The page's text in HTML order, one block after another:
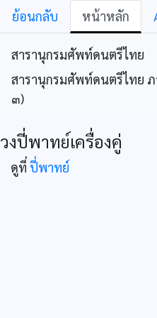
ย้อนกลับ หน้าหลัก
สารานุกรมศัพท์ดนตรีไทย
สารานุกรมศัพท์ดนตรีไทย
๓)
วงปี่พาทย์เครื่องคู่
ดูที่ ปี่พาทย์